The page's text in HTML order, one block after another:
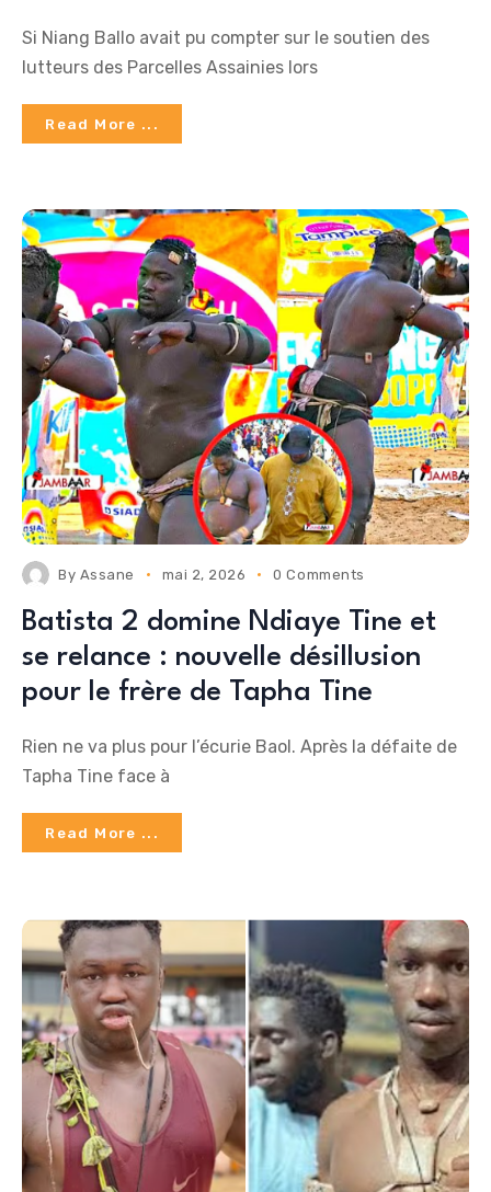
Si Niang Ballo avait pu compter sur le soutien des
lutteurs des Parcelles Assainies lors
Read More ...
By Assane mai 2, 2026 0 Comments
Batista 2 domine Ndiaye Tine et
se relance : nouvelle désillusion
pour le frère de Tapha Tine
Rien ne va plus pour l’écurie Baol. Après la défaite de
Tapha Tine face à
Read More ...